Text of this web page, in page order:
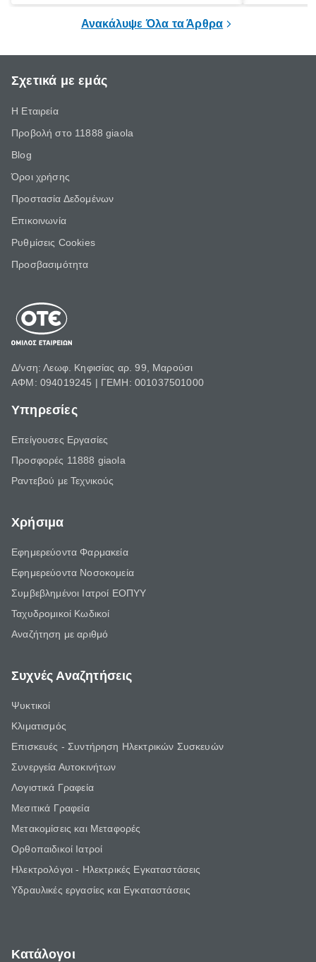
Ανακάλυψε Όλα τα Άρθρα
Σχετικά με εμάς
Η Εταιρεία
Προβολή στο 11888 giaola
Blog
Όροι χρήσης
Προστασία Δεδομένων
Επικοινωνία
Ρυθμίσεις Cookies
Προσβασιμότητα
Δ/νση: Λεωφ. Κηφισίας αρ. 99, Μαρούσι
ΑΦΜ: 094019245 | ΓΕΜΗ: 001037501000
Υπηρεσίες
Επείγουσες Εργασίες
Προσφορές 11888 giaola
Ραντεβού με Τεχνικούς
Χρήσιμα
Εφημερεύοντα Φαρμακεία
Εφημερεύοντα Νοσοκομεία
Συμβεβλημένοι Ιατροί ΕΟΠΥΥ
Ταχυδρομικοί Κωδικοί
Αναζήτηση με αριθμό
Συχνές Αναζητήσεις
Ψυκτικοί
Κλιματισμός
Επισκευές - Συντήρηση Ηλεκτρικών Συσκευών
Συνεργεία Αυτοκινήτων
Λογιστικά Γραφεία
Μεσιτικά Γραφεία
Μετακομίσεις και Μεταφορές
Ορθοπαιδικοί Ιατροί
Ηλεκτρολόγοι - Ηλεκτρικές Εγκαταστάσεις
Υδραυλικές εργασίες και Εγκαταστάσεις
Κατάλογοι